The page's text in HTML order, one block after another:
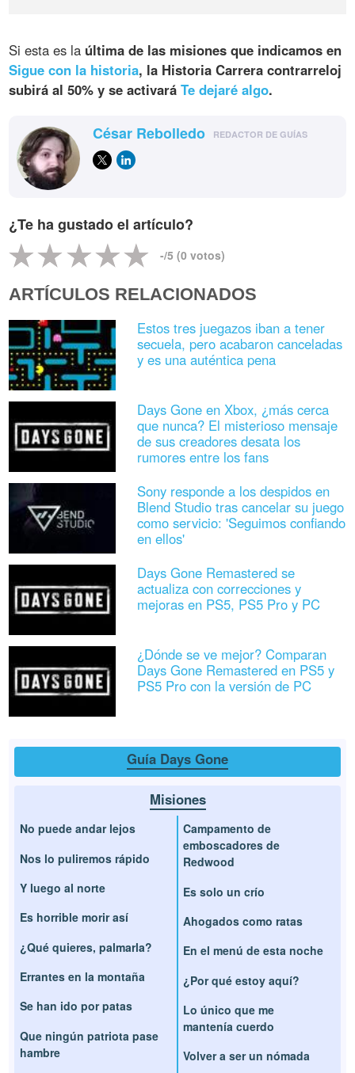
Si esta es la última de las misiones que indicamos en
Sigue con la historia, la Historia Carrera contrarreloj
subirá al 50% y se activaráTe dejaré algo.
César Rebolledo REDACTOR DE GUÍAS
¿Te ha gustado el artículo?
-/5 (0 votos)
ARTÍCULOS RELACIONADOS
Estos tres juegazos iban a tener
secuela, pero acabaron canceladas
y es una auténtica pena
Days Gone en Xbox, ¿más cerca
que nunca? El misterioso mensaje
de sus creadores desata los
rumores entre los fans
Sony responde a los despidos en
Blend Studio tras cancelar su juego
como servicio: 'Seguimos confiando
en ellos'
Days Gone Remastered se
actualiza con correcciones y
mejoras en PS5, PS5 Pro y PC
¿Dónde se ve mejor? Comparan
Days Gone Remastered en PS5 y
PS5 Pro con la versión de PC
Guía Days Gone
Misiones
No puede andar lejos
Nos lo puliremos rápido
Y luego al norte
Es horrible morir así
¿Qué quieres, palmarla?
Errantes en la montaña
Se han ido por patas
Que ningún patriota pase
hambre
Campamento de
emboscadores de
Redwood
Es solo un crío
Ahogados como ratas
En el menú de esta noche
¿Por qué estoy aquí?
Lo único que me
mantenía cuerdo
Volver a ser un nómada